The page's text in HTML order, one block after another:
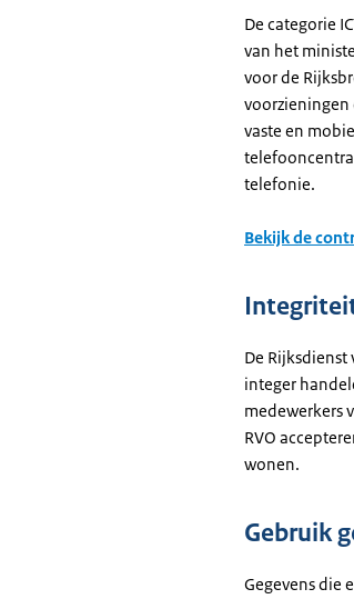
De categorie
van het
voor de
voorzieningen
vaste en
telefonie.
Bekijk de
De
integer
medewerkers
RVO
wonen.
Gebruik
Gegevens die